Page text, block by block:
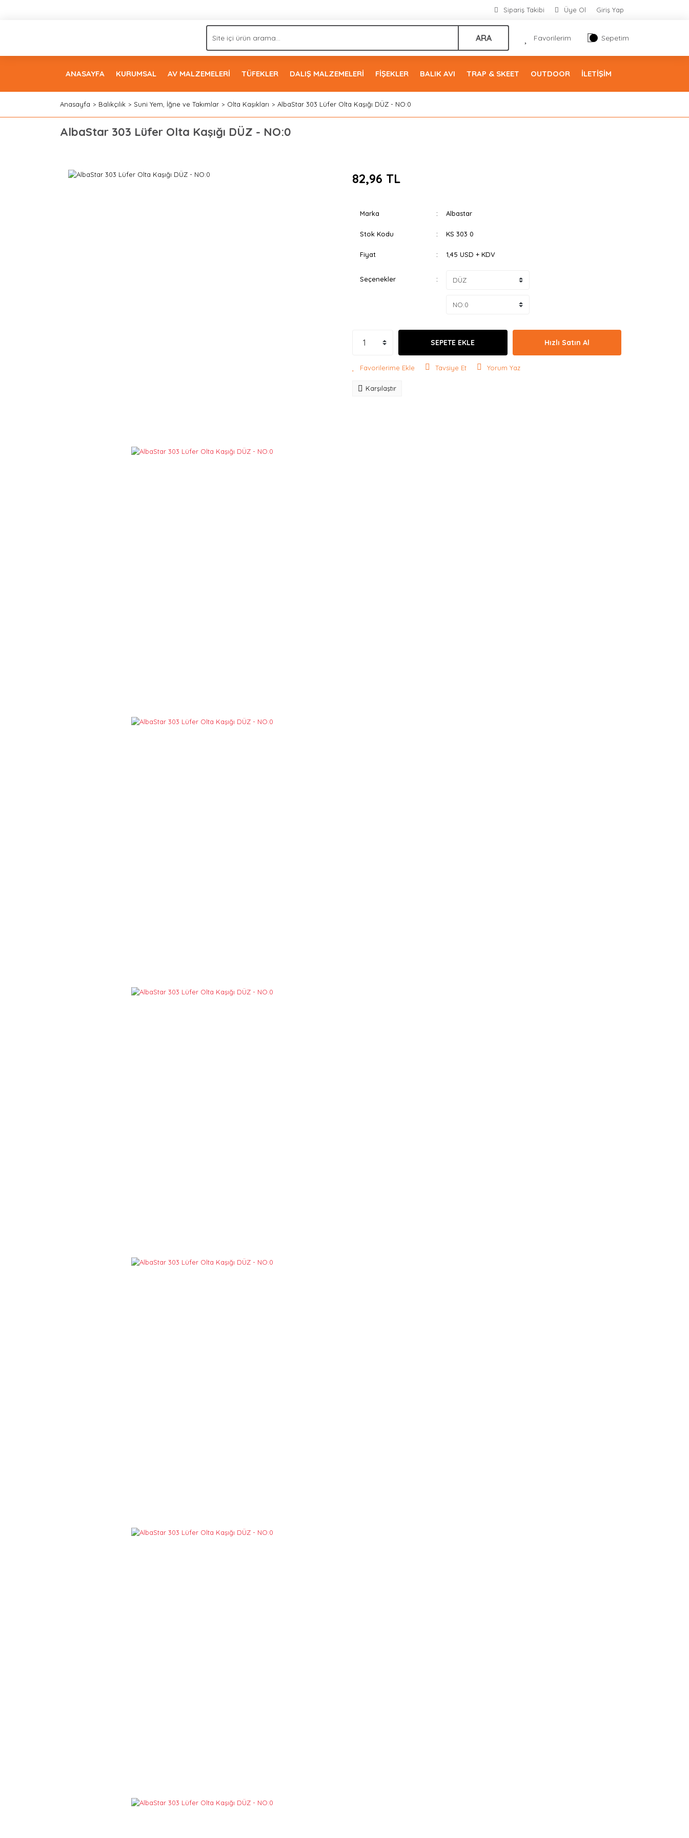
Sipariş Takibi Üye Ol Giriş Yap
ARA Favorilerim Sepetim
ANASAYFA KURUMSAL AV MALZEMELERİ TÜFEKLER DALIŞ MALZEMELERİ FİŞEKLER BALIK AVI TRAP & SKEET OUTDOOR İLETİŞİM
Anasayfa Balıkçılık Suni Yem, İğne ve Takımlar Olta Kaşıkları AlbaStar 303 Lüfer Olta Kaşığı DÜZ - NO:0
AlbaStar 303 Lüfer Olta Kaşığı DÜZ - NO:0
82,96 TL
Marka Albastar
Stok Kodu KS 303 0
Fiyat 1,45 USD + KDV
Seçenekler
SEPETE EKLE Hızlı Satın Al
Tavsiye Et Yorum Yaz
Karşılaştır